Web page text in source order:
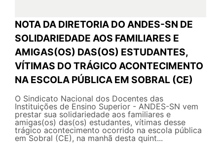
NOTA DA DIRETORIA DO ANDES-SN DE
SOLIDARIEDADE AOS FAMILIARES E
AMIGAS(OS) DAS(OS) ESTUDANTES,
VÍTIMAS DO TRÁGICO ACONTECIMENTO
NA ESCOLA PÚBLICA EM SOBRAL (CE)
O Sindicato Nacional dos Docentes das
Instituições de Ensino Superior - ANDES-SN vem
prestar sua solidariedade aos familiares e
amigas(os) das(os) estudantes, vítimas desse
trágico acontecimento ocorrido na escola pública
em Sobral (CE), na manhã desta quint...